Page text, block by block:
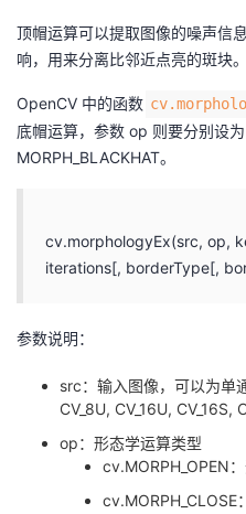
顶帽运算可以提取图像的噪声信
响，用来分离比邻近点亮的斑块。
OpenCV 中的函数
底帽运算，参数 op 则要分别设为
MORPH_BLACKHAT。
cv.morphologyEx(src, op,
iterations[, borderType[,
参数说明：
src：输入图像，可以为单
CV_8U, CV_16U, CV_16S,
op：形态学运算类型
cv.MORPH_OPEN
cv.MORPH_CLOSE